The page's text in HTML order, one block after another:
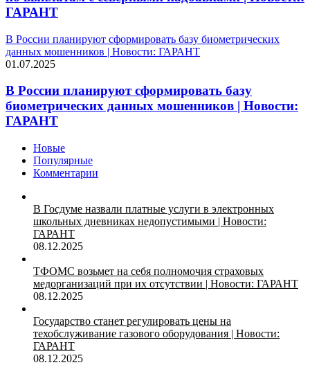
ГАРАНТ
В России планируют сформировать базу биометрических
данных мошенников | Новости: ГАРАНТ
01.07.2025
В России планируют сформировать базу
биометрических данных мошенников | Новости:
ГАРАНТ
Новые
Популярные
Комментарии
В Госдуме назвали платные услуги в электронных
школьных дневниках недопустимыми | Новости:
ГАРАНТ
08.12.2025
ТФОМС возьмет на себя полномочия страховых
медорганизаций при их отсутствии | Новости: ГАРАНТ
08.12.2025
Государство станет регулировать цены на
техобслуживание газового оборудования | Новости:
ГАРАНТ
08.12.2025